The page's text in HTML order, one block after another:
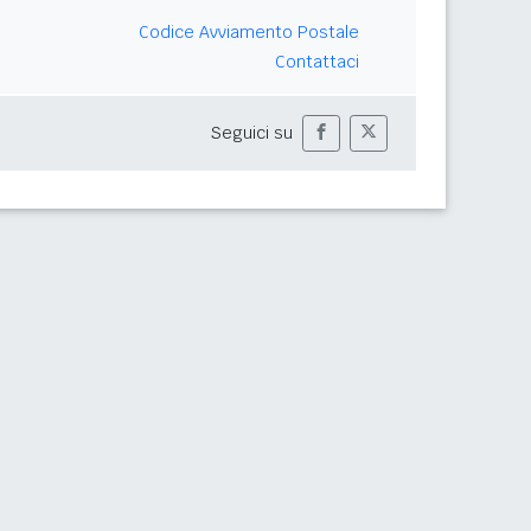
Codice Avviamento Postale
Contattaci
Seguici su